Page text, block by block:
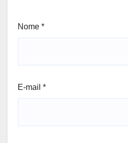
Nome *
E-mail *